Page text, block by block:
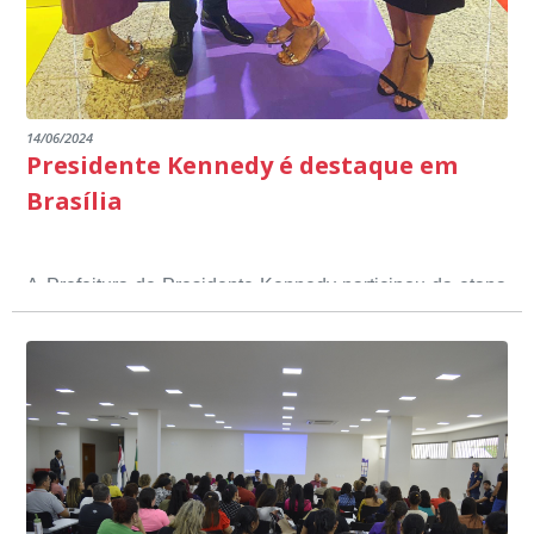
14/06/2024
Presidente Kennedy é destaque em
Brasília
A Prefeitura de Presidente Kennedy participou da etapa
nacional do 12º Prêmio Sebrae Prefeitura
Empreendedora, que visou valorizar e destacar o papel
dos gestores públicos comprometidos com o
desenvolvimento socioeconômico dos municípios, a
partir de iniciativas que estimulam o empreendedorismo,
a competitividade dos pequenos negócios e a
modernização da gestão pública local. O evento
aconteceu nesta terça-feira (11) em Brasília.